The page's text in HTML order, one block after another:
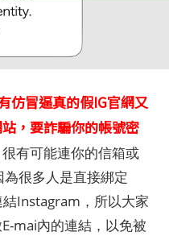
仿冒逼真的假IG官網又
，要詐騙你的帳號密
有可能連你的信箱或
很多人是直接綁定
Instagram，所以大家
mai內的連結，以免被